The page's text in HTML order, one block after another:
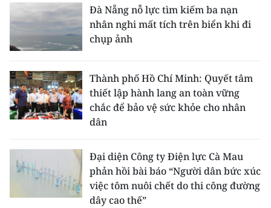
Đà Nẵng nỗ lực tìm kiếm ba nạn
nhân nghi mất tích trên biển khi đi
chụp ảnh
Thành phố Hồ Chí Minh: Quyết tâm
thiết lập hành lang an toàn vững
chắc để bảo vệ sức khỏe cho nhân
dân
Đại diện Công ty Điện lực Cà Mau
phản hồi bài báo “Người dân bức xúc
việc tôm nuôi chết do thi công đường
dây cao thế”